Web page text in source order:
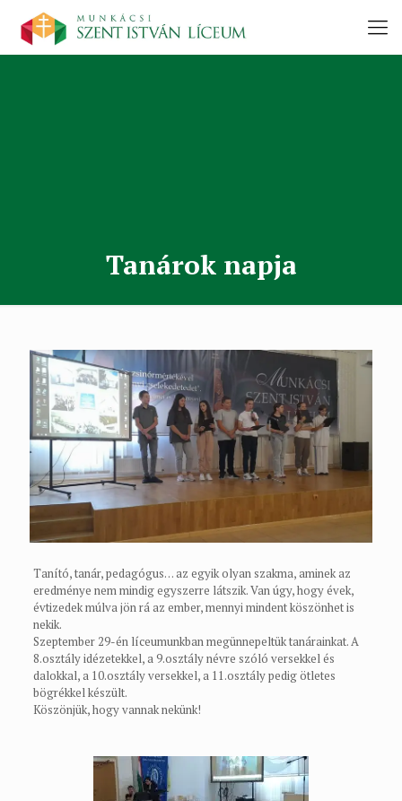
Tanárok napja
Tanító, tanár, pedagógus… az egyik olyan szakma, aminek az
eredménye nem mindig egyszerre látszik. Van úgy, hogy évek,
évtizedek múlva jön rá az ember, mennyi mindent köszönhet is
nekik.
Szeptember 29-én líceumunkban megünnepeltük tanárainkat. A
8.osztály idézetekkel, a 9.osztály névre szóló versekkel és
dalokkal, a 10.osztály versekkel, a 11.osztály pedig ötletes
bögrékkel készült.
Köszönjük, hogy vannak nekünk!